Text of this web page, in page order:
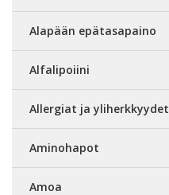
Alapään epätasapaino
Alfalipoiini
Allergiat ja yliherkkyydet
Aminohapot
Amoa